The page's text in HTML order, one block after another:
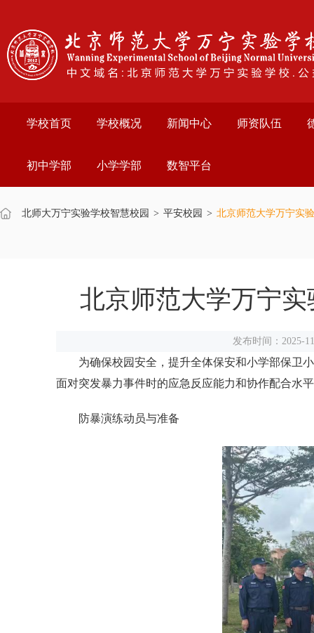
学校首页 学校概况 新闻中心 师资队伍
初中学部 小学学部 数智平台
北师大万宁实验学校智慧校园 > 平安校园 > 北京师范大学万宁实
北京师范大学万宁实
发布时间：2025-
为确保校园安全，提升全体保安和小学部保卫
面对突发暴力事件时的应急反应能力和协作配合水
防暴演练动员与准备